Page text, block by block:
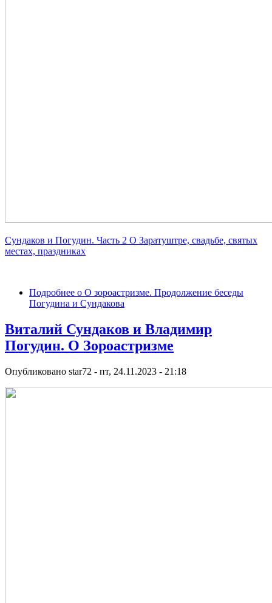
Сундаков и Погудин. Часть 2 О Заратуштре, свадьбе, святых
местах, праздниках
Подробнее о О зороастризме. Продолжение беседы
Погудина и Сундакова
Виталий Сундаков и Владимир
Погудин. О Зороастризме
Опубликовано star72 - пт, 24.11.2023 - 21:18